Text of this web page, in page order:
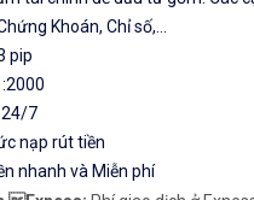
Khoán, Chỉ số,...
pip
24/7
nạp rút tiền
nhanh và Miễn phí